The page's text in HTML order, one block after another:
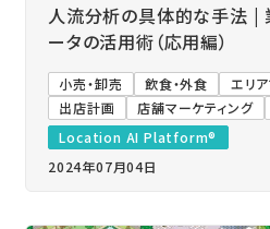
人流分析の具体的な手法 |
ータの活用術（応用編）
小売・卸売 飲食・外食
エリ
出店計画
店舗マーケティング
Location AI Platform®
2024年07月04日